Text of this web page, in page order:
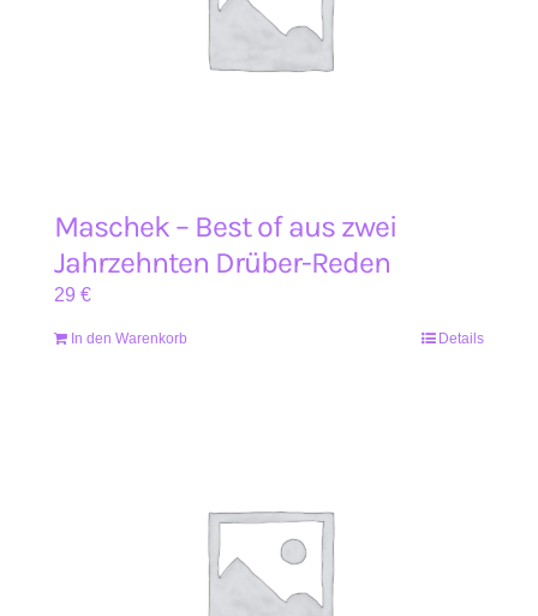
Maschek – Best of aus zwei
Jahrzehnten Drüber-Reden
29 €
In den Warenkorb Details